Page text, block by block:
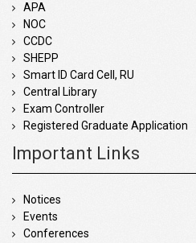
APA
NOC
CCDC
SHEPP
Smart ID Card Cell, RU
Central Library
Exam Controller
Registered Graduate Application
Important Links
Notices
Events
Conferences